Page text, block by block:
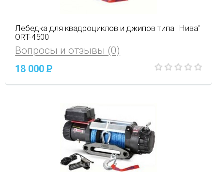
Лебедка для квадроциклов и джипов типа "Нива"
ORT-4500
Вопросы и отзывы (0)
18 000P